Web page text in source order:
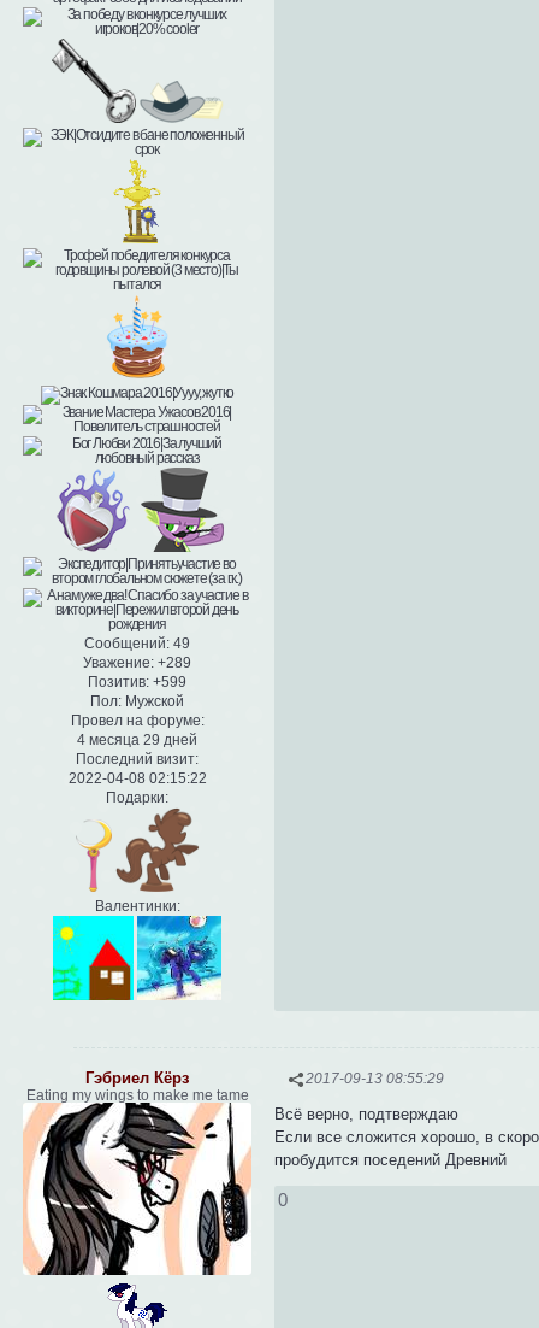
Сообщений: 49
Уважение: +289
Позитив: +599
Пол: Мужской
Провел на форуме:
4 месяца 29 дней
Последний визит:
2022-04-08 02:15:22
Подарки:
Валентинки:
2017-09-13 08:55:29
Гэбриел Кёрз
Eating my wings to make me tame
Всё верно, подтверждаю
Если все сложится хорошо, в
пробудится поседений Древний
0